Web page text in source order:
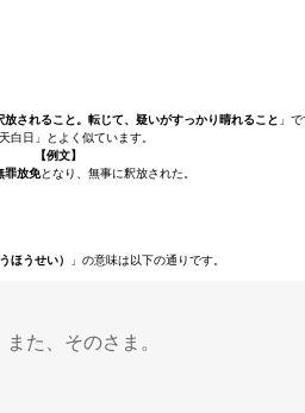
されること。転じて、疑いがすっかり晴れること 」
白日」とよく似ています。
【例文】
罪放免となり、無事に釈放された。
ほうせい） 」の意味は以下の通りです。
た、そのさま。